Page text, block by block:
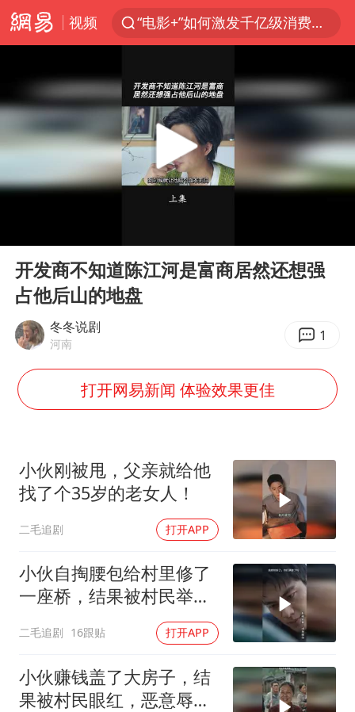
视频
全球首个长时储能一体化产业园量产
“秋天的第一杯奶茶”6岁了
上海：台风白海豚或将带来龙卷风
四川宜宾高县4.9级地震致1死
国乒男单横滨冠军赛全军覆没
胡彦斌获《歌手2026》歌王
U17国足三连胜晋级明日之星半决赛
美股存储板块集体大跌
中巨芯：上半年归母净利润1405.77万元
东航：国内客票提前14天免费退改
百花奖开幕式
胡彦斌韩磊 谁帮谁
夯实基础开新局
Play
开发商不知道陈江河是富商居然还想强
占他后山的地盘
冬冬说剧
河南 1
打开网易新闻 体验效果更佳
小伙刚被甩，父亲就给他
找了个35岁的老女人！
二毛追剧 打开APP
小伙自掏腰包给村里修了
一座桥，结果被村民举报
二毛追剧 16跟贴 打开APP
小伙赚钱盖了大房子，结
果被村民眼红，恶意辱